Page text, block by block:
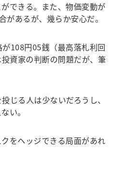
できる。また、物価変動が
あるが、幾らか安心だ。
108円05銭（最高落札利回
資家の判断の問題だが、筆
じる人は少ないだろうし、
い。
をヘッジできる局面があれ